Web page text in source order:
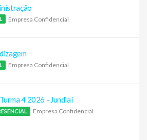
Empresa Confidencial
Empresa Confidencial
4 2026 - Jundiaí
Empresa Confidencial